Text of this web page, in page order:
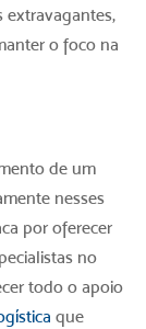
extravagantes,
o foco na
de um
nesses
por oferecer
no
todo o apoio
que